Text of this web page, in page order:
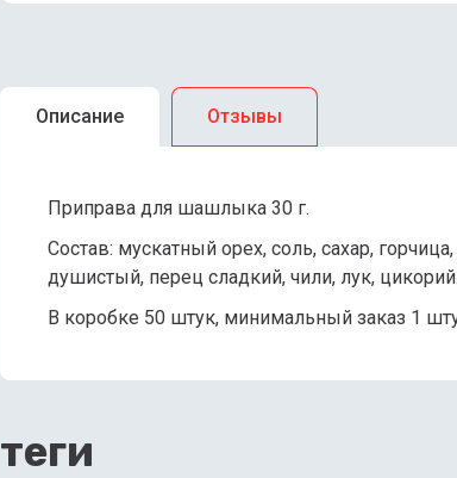
Описание Отзывы
Приправа для шашлыка 30 г.
Состав: мускатный орех, соль, сахар,
душистый, перец сладкий, чили, лук, цикорий.
В коробке 50 штук, минимальный заказ 1
теги